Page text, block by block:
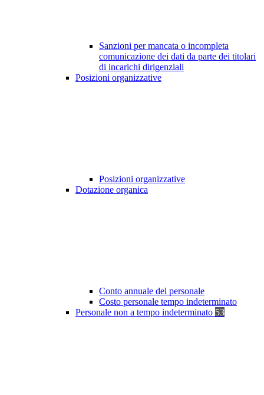
Sanzioni per mancata o incompleta
comunicazione dei dati da parte dei titolari
di incarichi dirigenziali
Posizioni organizzative
Posizioni organizzative
Dotazione organica
Conto annuale del personale
Costo personale tempo indeterminato
Personale non a tempo indeterminato 53